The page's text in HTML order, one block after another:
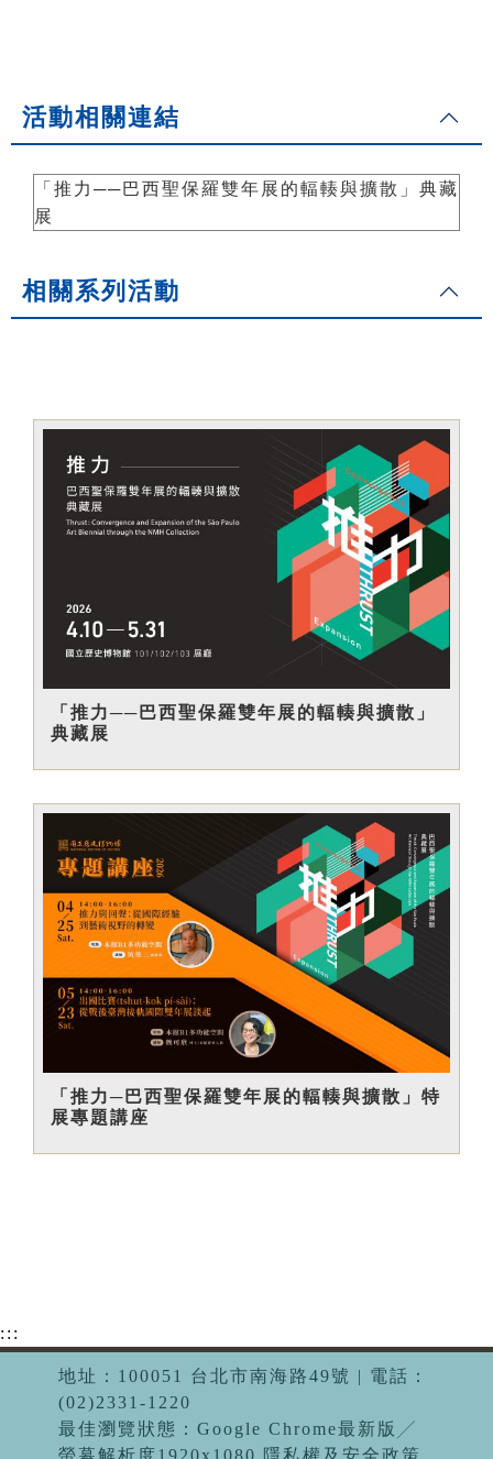
活動相關連結
「推力──巴西聖保羅雙年展的輻輳與擴散」典藏
展
相關系列活動
「推力──巴西聖保羅雙年展的輻輳與擴散」
典藏展
「推力─巴西聖保羅雙年展的輻輳與擴散」特
展專題講座
:::
地址：100051 台北市南海路49號 | 電話：
(02)2331-1220
最佳瀏覽狀態：Google Chrome最新版╱